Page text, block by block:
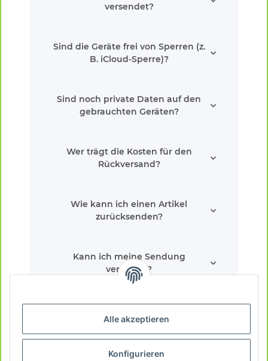
Alle akzeptieren
Konfigurieren
versendet?
Sind die Geräte frei von Sperren (z.
B. iCloud-Sperre)?
Sind noch private Daten auf den
gebrauchten Geräten?
Wer trägt die Kosten für den
Rückversand?
Wie kann ich einen Artikel
zurücksenden?
Kann ich meine Sendung
verfolgen?
Bestellung bei mir ankommt?